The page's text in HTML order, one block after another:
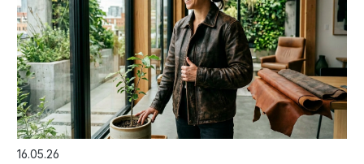
16.05.26